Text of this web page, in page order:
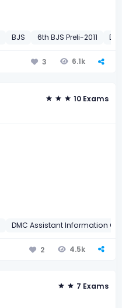
BJS 6th BJS Preli-2011
3 6.1k
10 Exams
DMC Assistant Information
2 4.5k
7 Exams